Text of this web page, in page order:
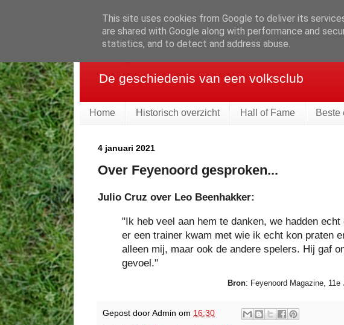
Feyenoordhistorie
De geschiedenis van een volksclub
Home Historisch overzicht Hall of Fame Beste
4 januari 2021
Over Feyenoord gesproken...
Julio Cruz over Leo Beenhakker:
"Ik heb veel aan hem te danken, we hadden
er een trainer kwam met wie ik echt kon praten
alleen mij, maar ook de andere spelers. Hij gaf
gevoel."
Bron: Feyenoord Magazine,
Gepost door Admin om 16:30
This site uses cookies from Google to deliver its
are shared with Google along with performance and
statistics, and to detect and address abuse.